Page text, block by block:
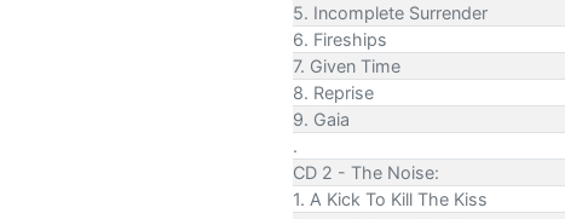
5. Incomplete Surrender
6. Fireships
7. Given Time
8. Reprise
9. Gaia
.
CD 2 - The Noise:
1. A Kick To Kill The Kiss